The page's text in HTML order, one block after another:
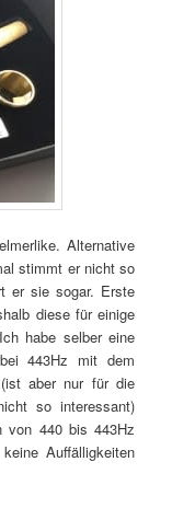
Alternative
stimmt er nicht so
er sie sogar. Erste
diese für einige
habe selber eine
443Hz mit dem
aber nur für die
so interessant)
von 440 bis 443Hz
Auffälligkeiten